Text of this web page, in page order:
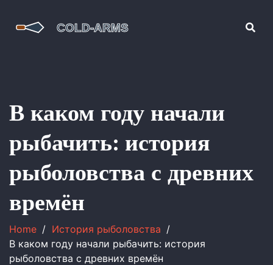
В каком году начали
рыбачить: история
рыболовства с древних
времён
Home
История рыболовства
В каком году начали рыбачить: история
рыболовства с древних времён